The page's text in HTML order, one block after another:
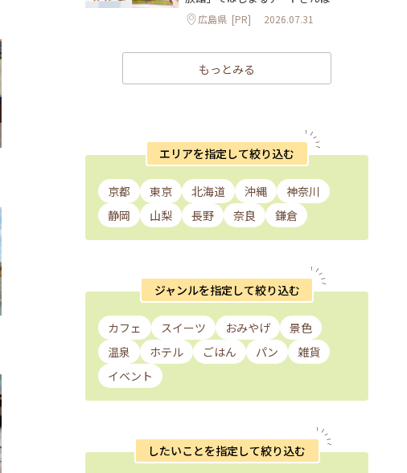
広島県 [PR] 2026.07.31
もっとみる
エリアを指定して絞り込む
京都 東京 北海道 沖縄
神奈川
静岡
山梨 長野 奈良 鎌倉
ジャンルを指定して絞り込む
カフェ スイーツ おみやげ
景色
温泉
ホテル ごはん パン
雑貨
イベント
したいことを指定して絞り込む